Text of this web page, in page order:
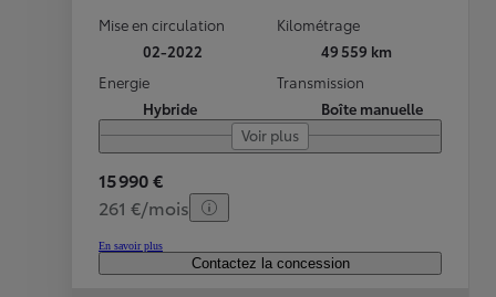
Mise en circulation
02-2022
Kilométrage
49 559 km
Energie
Hybride
Transmission
Boîte manuelle
Voir plus
15 990 €
261 €/mois
En savoir plus
Contactez la concession